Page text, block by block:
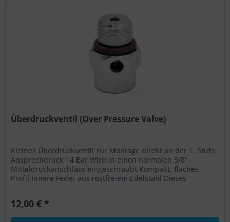
Überdruckventil (Over Pressure Valve)
Kleines Überdruckventil zur Montage direkt an der 1. Stufe
Ansprechdruck 14 Bar Wird in einen normalen 3/8"
Mitteldruckanschluss eingeschraubt Kompakt, flaches
Profil Innere Feder aus rostfreiem Edelstahl Dieses
12,00 € *